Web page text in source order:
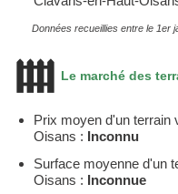
Données recueillies entre le 1er
Le marché des
Prix moyen d'un terrain
Oisans : Inconnu
Surface moyenne d'un
Oisans : Inconnue